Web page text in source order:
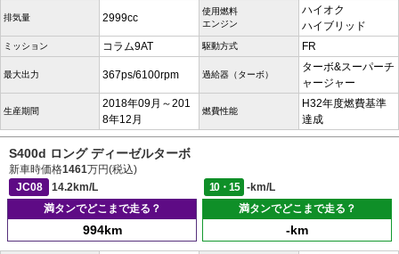
排気量 2999cc
使用燃料
エンジン
ハイオク
ハイブリッド
ミッション コラム9AT 駆動方式 FR
最大出力 367ps/6100rpm 過給器（ターボ）
ターボ&スーパーチ
ャージャー
生産期間
2018年09月～201
8年12月
燃費性能
H32年度燃費基準
達成
S400d ロング ディーゼルターボ
新車時価格1461万円(税込)
JC08
14.2km/L 10・15
-km/L
満タンでどこまで走る？
994km
満タンでどこまで走る？
-km